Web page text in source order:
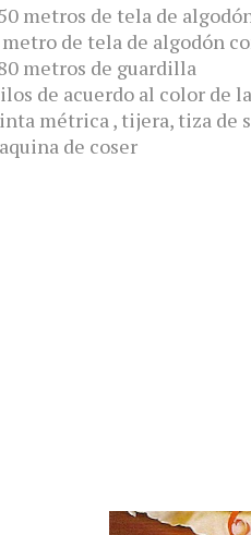
metros de tela de
metro de tela de algodón
metros de guardilla
de acuerdo al color de
métrica , tijera, tiza de
de coser